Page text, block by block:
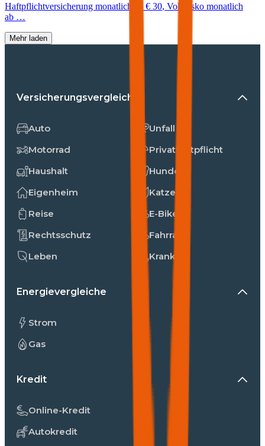
Haftpflichtversicherung monatlich ab € 30, Vollkasko monatlich
ab …
Mehr laden
Versicherungsvergleiche
Auto
Motorrad
Haushalt
Eigenheim
Reise
Rechtsschutz
Leben
Unfall
Privathaftpflicht
Hunde
Katzen
E-Bike
Fahrrad
Kranken
Energievergleiche
Strom
Gas
Kredit
Online-Kredit
Autokredit